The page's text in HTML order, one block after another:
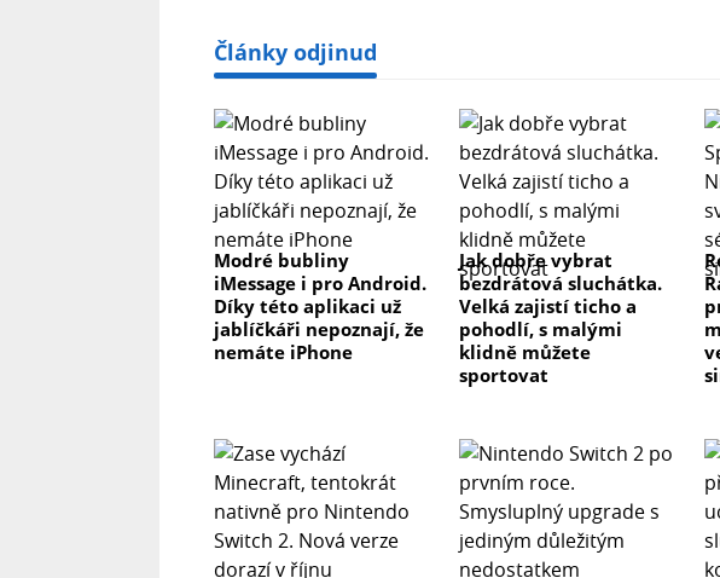
Články odjinud
Modré bubliny
iMessage i pro Android.
Díky této aplikaci už
jablíčkáři nepoznají, že
nemáte iPhone
Jak dobře vybrat
bezdrátová sluchátka.
Velká zajistí ticho a
pohodlí, s malými
klidně můžete
sportovat